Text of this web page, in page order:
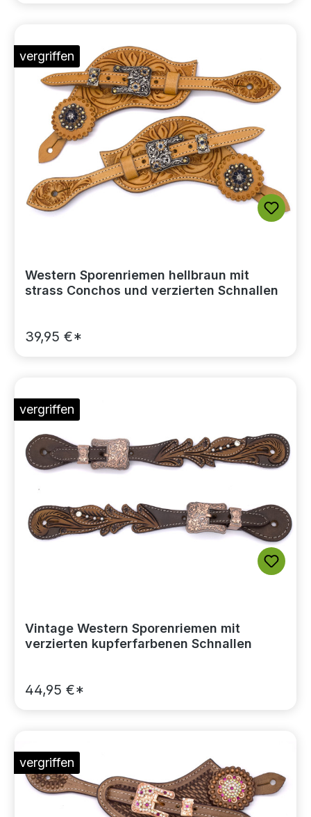
vergriffen
Western Sporenriemen hellbraun mit
strass Conchos und verzierten Schnallen
39,95 €*
vergriffen
Vintage Western Sporenriemen mit
verzierten kupferfarbenen Schnallen
44,95 €*
vergriffen